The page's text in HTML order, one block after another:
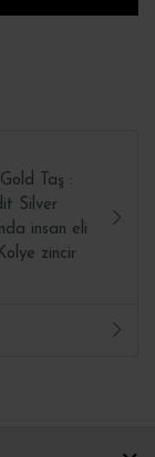
Taş :
Silver
insan eli
zincir